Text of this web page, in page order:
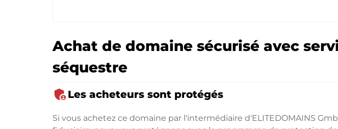
Achat de domaine sécurisé avec
séquestre
admin_panel_settingsLes acheteurs sont protégés
Si vous achetez ce domaine par l'intermédiaire d'ELITEDOMAINS